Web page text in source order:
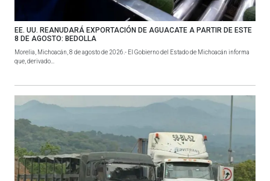
EE. UU. REANUDARÁ EXPORTACIÓN DE AGUACATE A PARTIR DE ESTE
8 DE AGOSTO: BEDOLLA
Morelia, Michoacán, 8 de agosto de 2026.- El Gobierno del Estado de Michoacán informa
que, derivado...